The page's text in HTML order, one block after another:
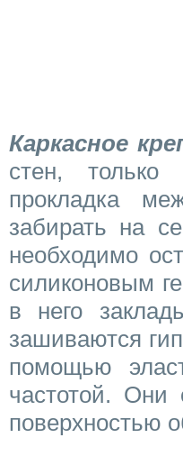
Каркасное
стен, только
прокладка
забирать на
необходимо
силиконовым
в него
зашиваются
помощью
частотой. Они
поверхностью